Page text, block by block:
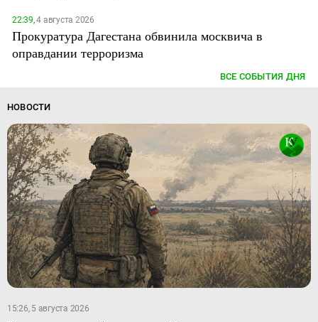
22:39,4 августа 2026
Прокуратура Дагестана обвинила москвича в
оправдании терроризма
ВСЕ СОБЫТИЯ ДНЯ
НОВОСТИ
15:26, 5 августа 2026